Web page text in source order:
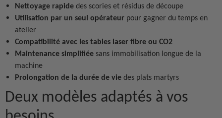
Nettoyage rapide des scories et résidus de découpe
Utilisation par un seul opérateur pour gagner du temps en
atelier
Compatibilité avec les tables laser fibre ou CO2
Maintenance simplifiée sans immobilisation longue de la
machine
Prolongation de la durée de vie des plats martyrs
Deux modèles adaptés à vos